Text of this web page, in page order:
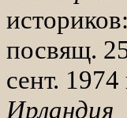
посвящ.
сент.
Ирландия